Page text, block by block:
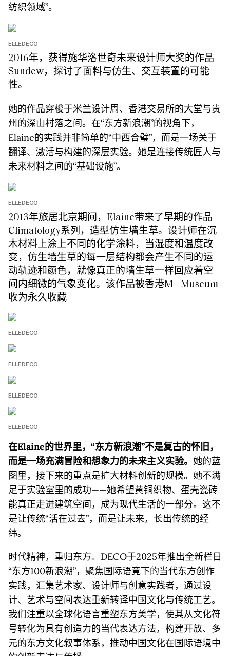
纺织领域”。
ELLEDECO
2016年，获得施华洛世奇未来设计师大奖的作品
Sundew，探讨了面料与仿生、交互装置的可能
性。
她的作品穿梭于米兰设计周、香港交易所的大堂与贵
州的深山村落之间。在“东方新浪潮”的视角下，
Elaine的实践并非简单的“中西合璧”，而是一场关于
翻译、激活与构建的深层实验。她是连接传统匠人与
未来材料之间的“基础设施”。
ELLEDECO
2013年旅居北京期间，Elaine带来了早期的作品
Climatology系列，造型仿生墙生草。设计师在沉
木材料上涂上不同的化学涂料，当湿度和温度改
变，仿生墙生草的每一层结构都会产生不同的运
动轨迹和颜色，就像真正的墙生草一样回应着空
间内细微的气象变化。该作品被香港M+ Museum
收为永久收藏
ELLEDECO
ELLEDECO
ELLEDECO
ELLEDECO
在Elaine的世界里，“东方新浪潮”不是复古的怀旧，
而是一场充满冒险和想象力的未来主义实验。 她的蓝
图里，接下来的重点是扩大材料创新的规模。她不满
足于实验室里的成功——她希望黄铜织物、蛋壳瓷砖
能真正走进建筑空间，成为现代生活的一部分。这不
是让传统“活在过去”，而是让未来，长出传统的经
纬。
时代精神，重归东方。DECO于2025年推出全新栏日
“东方100新浪潮”，聚焦国际语竟下的当代东方创作
实践，汇集艺术家、设计师与创意实践者，通过设
计、艺术与空间表达重新转译中国文化与传统工艺。
我们注重以全球化语言重塑东方美学，使其从文化符
号转化为具有创造力的当代表达方法，构建开放、多
元的东方文化叙事体系，推动中国文化在国际语境中